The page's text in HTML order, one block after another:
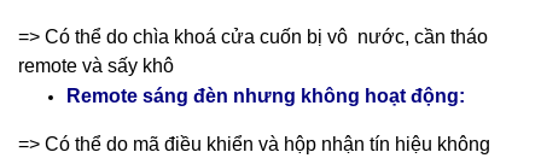
=> Có thể do chìa khoá cửa cuốn bị vô nước, cần tháo
remote và sấy khô
Remote sáng đèn nhưng không hoạt động:
=> Có thể do mã điều khiển và hộp nhận tín hiệu không